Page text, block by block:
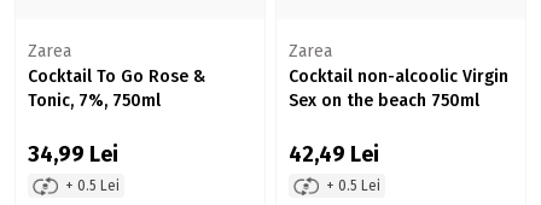
Zarea
Cocktail To Go Rose &
Tonic, 7%, 750ml
34,99 Lei
+ 0.5 Lei
Zarea
Cocktail non-alcoolic Virgin
Sex on the beach 750ml
42,49 Lei
+ 0.5 Lei